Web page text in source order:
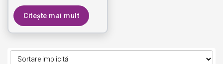
Citește mai mult